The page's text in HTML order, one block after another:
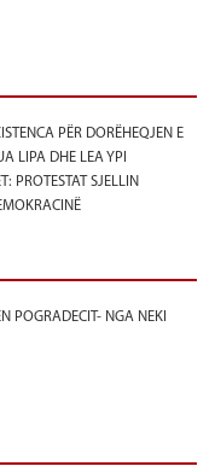
PËR DORËHEQJEN E
LIPA DHE LEA YPI
PROTESTAT SJELLIN
POGRADECIT- NGA NEKI